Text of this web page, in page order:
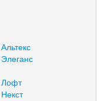
Лофт